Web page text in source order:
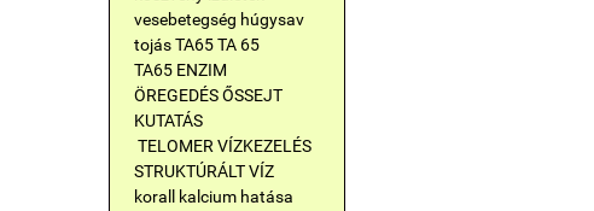
vesebetegség húgysav
tojásTA65TA 65
TA65 ENZIM
ÖREGEDÉS ŐSSEJT
KUTATÁS
TELOMER VÍZKEZELÉS
STRUKTÚRÁLT VÍZ
korall kalcium hatása